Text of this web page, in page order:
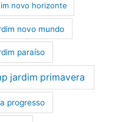
novo horizonte
novo mundo
paraíso
jardim primavera
progresso